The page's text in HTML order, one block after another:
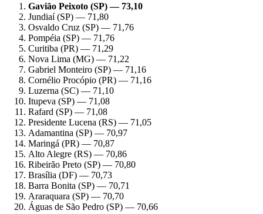
Gavião Peixoto (SP) — 73,10
Jundiaí (SP) — 71,80
Osvaldo Cruz (SP) — 71,76
Pompéia (SP) — 71,76
Curitiba (PR) — 71,29
Nova Lima (MG) — 71,22
Gabriel Monteiro (SP) — 71,16
Cornélio Procópio (PR) — 71,16
Luzerna (SC) — 71,10
Itupeva (SP) — 71,08
Rafard (SP) — 71,08
Presidente Lucena (RS) — 71,05
Adamantina (SP) — 70,97
Maringá (PR) — 70,87
Alto Alegre (RS) — 70,86
Ribeirão Preto (SP) — 70,80
Brasília (DF) — 70,73
Barra Bonita (SP) — 70,71
Araraquara (SP) — 70,70
Águas de São Pedro (SP) — 70,66